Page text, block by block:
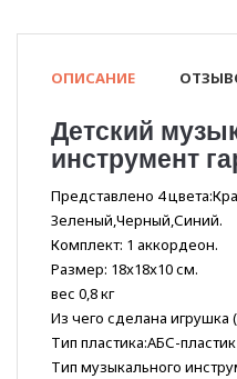
ОПИСАНИЕ
Детский
инструмент
Представлено 4
Зеленый,Черный,Синий.
Комплект: 1 аккордеон.
Размер: 18x18x10 см.
вес 0,8 кг
Из чего сделана игрушка
Тип пластика:АБС-пластик
Тип музыкального